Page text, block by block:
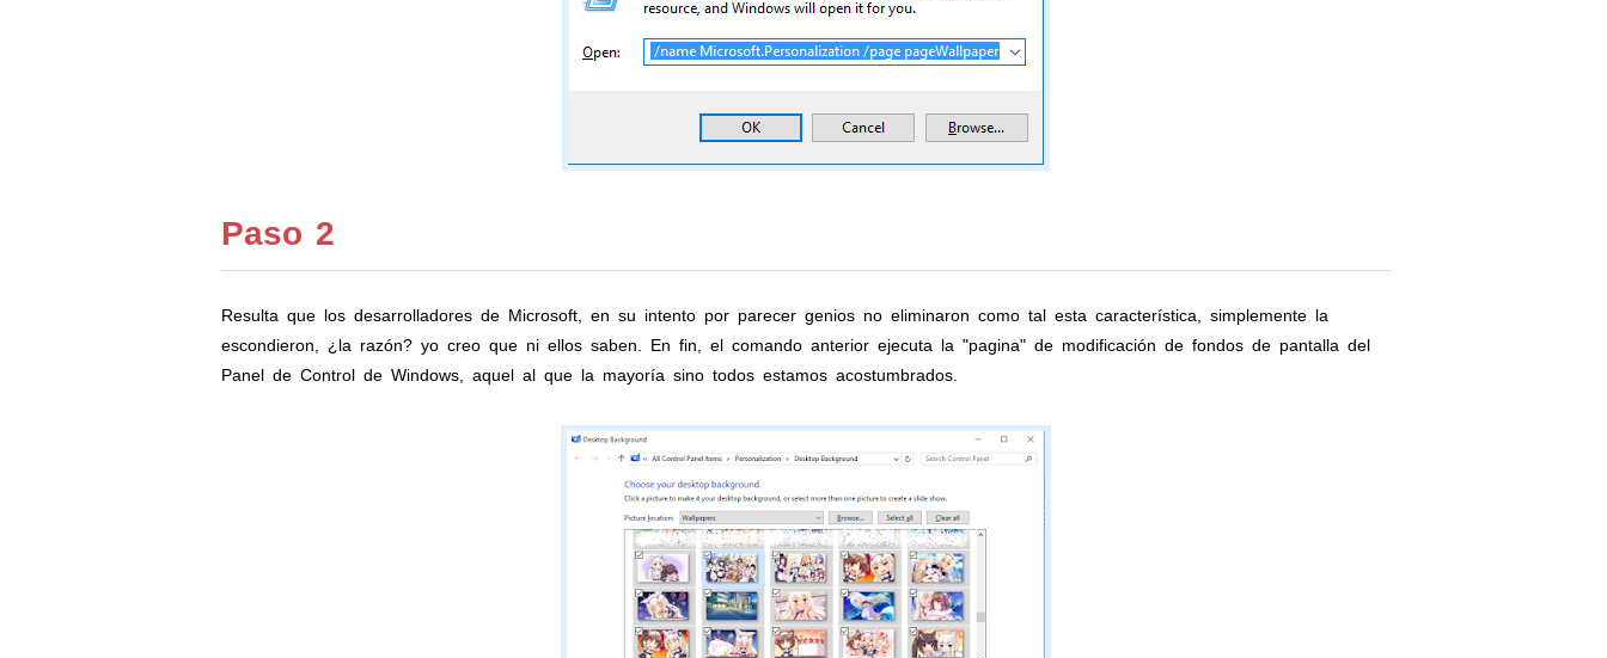
Paso 2
Resulta que los desarrolladores de Microsoft, en su intento por parecer genios no eliminaron como tal esta característica, simplemente la
escondieron, ¿la razón? yo creo que ni ellos saben. En fin, el comando anterior ejecuta la "pagina" de modificación de fondos de pantalla del
Panel de Control de Windows, aquel al que la mayoría sino todos estamos acostumbrados.